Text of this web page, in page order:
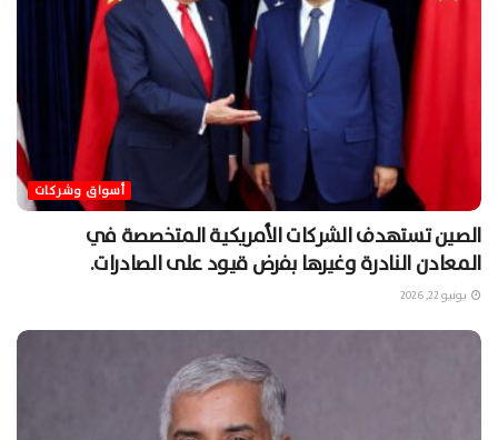
أسواق وشركات
الصين تستهدف الشركات الأمريكية المتخصصة في
المعادن النادرة وغيرها بفرض قيود على الصادرات.
يونيو 22, 2026